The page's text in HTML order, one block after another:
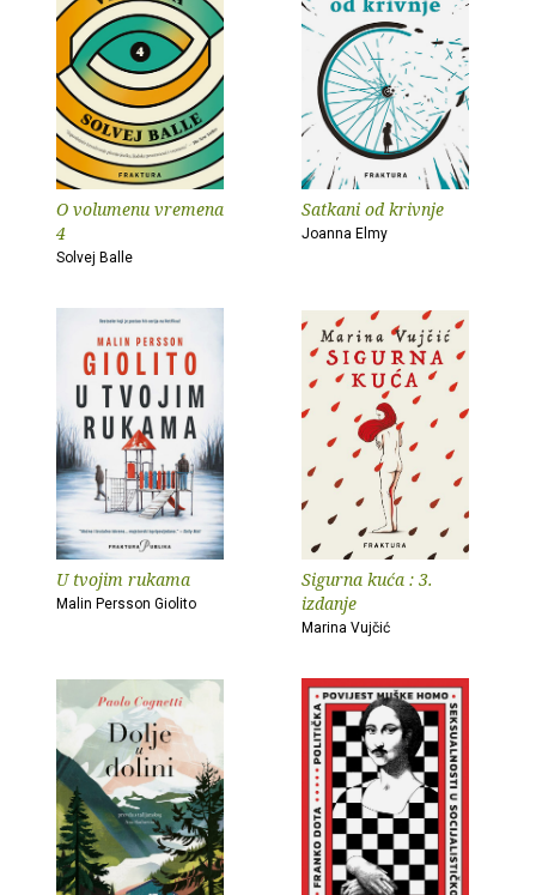
O volumenu vremena
4
Solvej Balle
Satkani od krivnje
Joanna Elmy
U tvojim rukama
Malin Persson Giolito
Sigurna kuća : 3.
izdanje
Marina Vujčić